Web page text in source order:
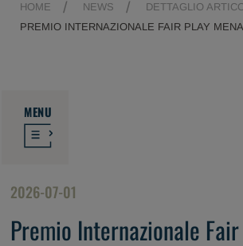
HOME NEWS
DETTAGLIO
PREMIO INTERNAZIONALE FAIR PLAY
MENU
2026-07-01
Premio Internazionale